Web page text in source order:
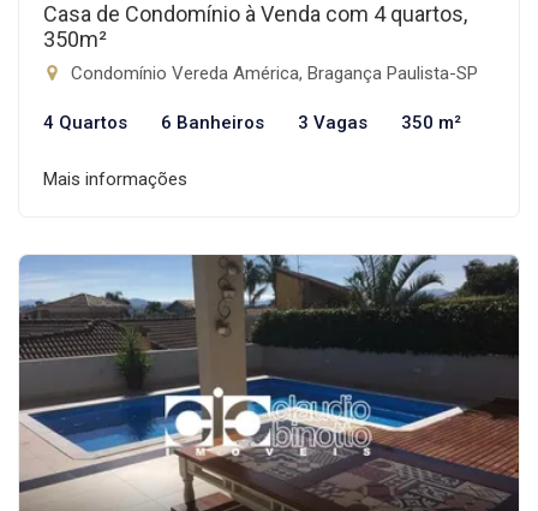
Casa de Condomínio à Venda com 4 quartos,
350m²
Condomínio Vereda América, Bragança Paulista-SP
4 Quartos 6 Banheiros 3 Vagas 350 m²
Mais informações